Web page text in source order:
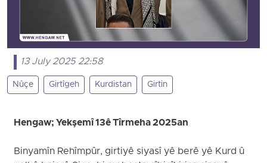
13 July 2025 22:58
Nûçe Girtîgeh Kurdistan Girtin
Hengaw; Yekşemî 13ê Tîrmeha 2025an
Binyamîn Rehîmpûr, girtiyê siyasî yê berê yê Kurd û